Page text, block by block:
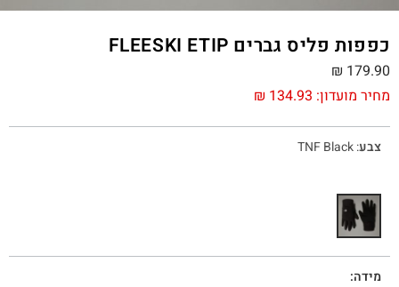
כפפות פליס גברים FLEESKI ETIP
מחיר מועדון: ₪ 134.93
₪ 179.90
צבע:
TNF Black
מידה